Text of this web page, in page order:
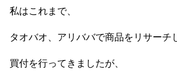
私はこれまで、
タオバオ、アリババで商品をリサーチ
買付を行ってきましたが、